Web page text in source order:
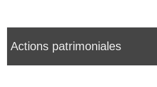
Actions patrimoniales